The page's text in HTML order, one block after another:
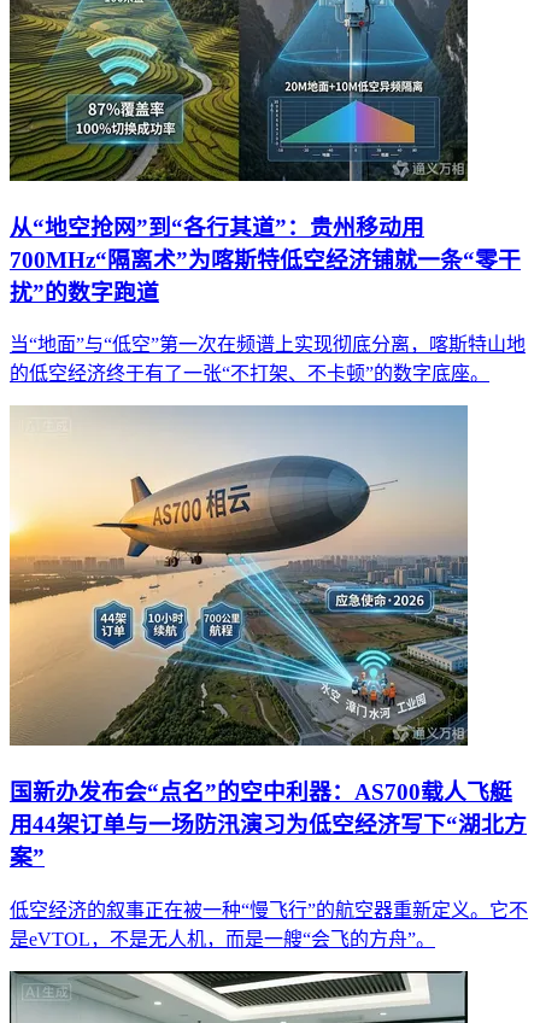
从“地空抢网”到“各行其道”：贵州移动用
700MHz“隔离术”为喀斯特低空经济铺就一条“零干
扰”的数字跑道
当“地面”与“低空”第一次在频谱上实现彻底分离，喀斯特山地
的低空经济终于有了一张“不打架、不卡顿”的数字底座。
国新办发布会“点名”的空中利器：AS700载人飞艇
用44架订单与一场防汛演习为低空经济写下“湖北方
案”
低空经济的叙事正在被一种“慢飞行”的航空器重新定义。它不
是eVTOL，不是无人机，而是一艘“会飞的方舟”。